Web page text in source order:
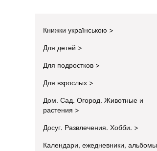
Книжки українською
Для детей
Для подростков
Для взрослых
Дом. Сад. Огород. Животные и
растения
Досуг. Развлечения. Хобби.
Календари, ежедневники, альбомы